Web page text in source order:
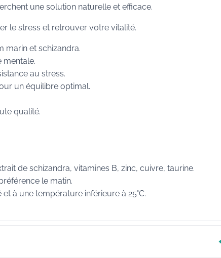
une solution naturelle et efficace.
le stress et retrouver votre vitalité.
marin et schizandra.
mentale.
au stress.
un équilibre optimal.
qualité.
de schizandra, vitamines B, zinc, cuivre, taurine.
le matin.
à une température inférieure à 25°C.